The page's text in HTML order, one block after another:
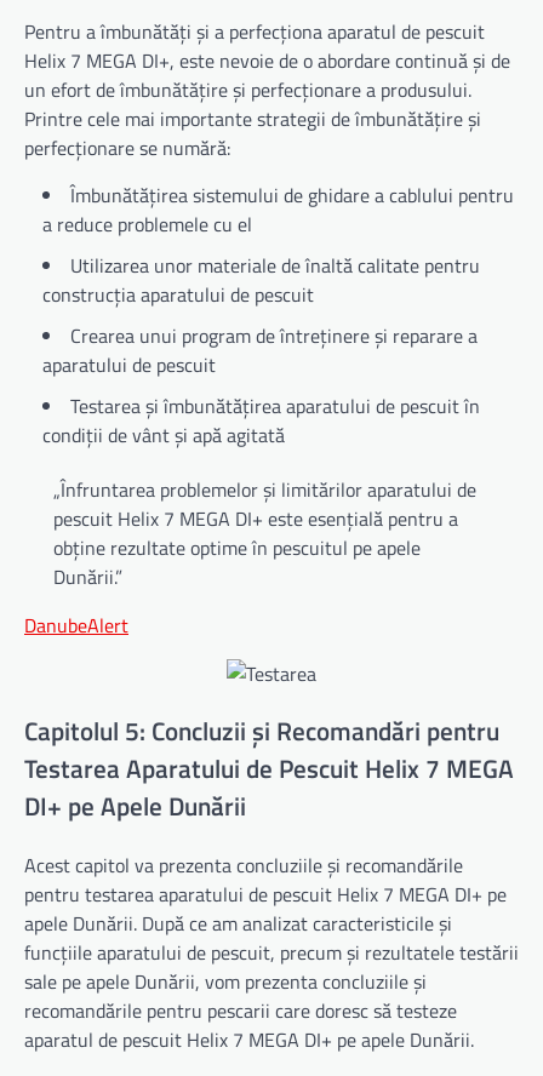
Pentru a îmbunătăți și a perfecționa aparatul de pescuit
Helix 7 MEGA DI+, este nevoie de o abordare continuă și de
un efort de îmbunătățire și perfecționare a produsului.
Printre cele mai importante strategii de îmbunătățire și
perfecționare se numără:
Îmbunătățirea sistemului de ghidare a cablului pentru
a reduce problemele cu el
Utilizarea unor materiale de înaltă calitate pentru
construcția aparatului de pescuit
Crearea unui program de întreținere și reparare a
aparatului de pescuit
Testarea și îmbunătățirea aparatului de pescuit în
condiții de vânt și apă agitată
„Înfruntarea problemelor și limitărilor aparatului de
pescuit Helix 7 MEGA DI+ este esențială pentru a
obține rezultate optime în pescuitul pe apele
Dunării.”
DanubeAlert
Capitolul 5: Concluzii și Recomandări pentru
Testarea Aparatului de Pescuit Helix 7 MEGA
DI+ pe Apele Dunării
Acest capitol va prezenta concluziile și recomandările
pentru testarea aparatului de pescuit Helix 7 MEGA DI+ pe
apele Dunării. După ce am analizat caracteristicile și
funcțiile aparatului de pescuit, precum și rezultatele testării
sale pe apele Dunării, vom prezenta concluziile și
recomandările pentru pescarii care doresc să testeze
aparatul de pescuit Helix 7 MEGA DI+ pe apele Dunării.